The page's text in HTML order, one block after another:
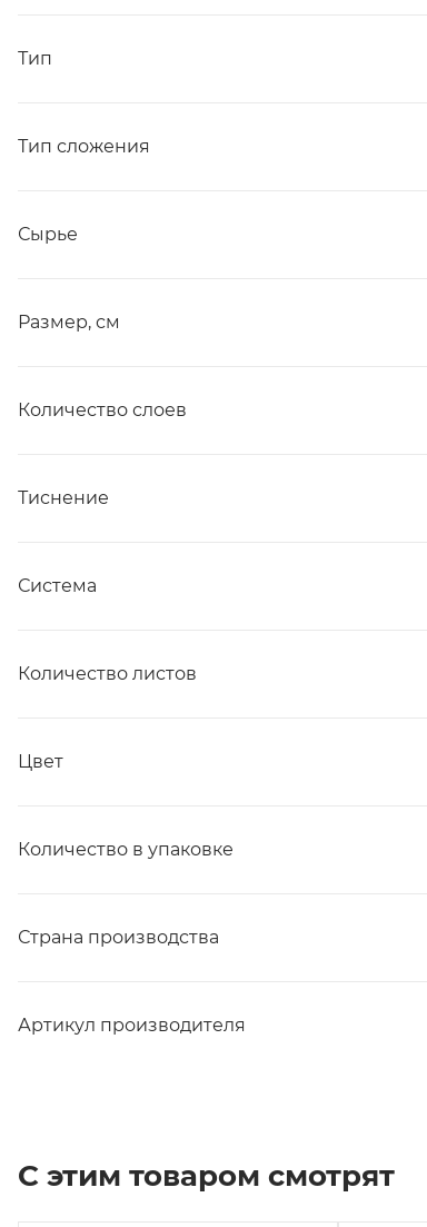
Тип
Тип сложения
Сырье
Размер, см
Количество слоев
Тиснение
Система
Количество листов
Цвет
Количество в упаковке
Страна производства
Артикул производителя
С этим товаром смотрят